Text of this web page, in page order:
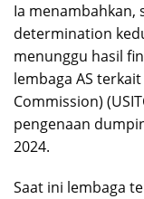
Ia menambahkan,
determination
menunggu hasil
lembaga AS
Commission)
pengenaan
2024.
Saat ini lembaga